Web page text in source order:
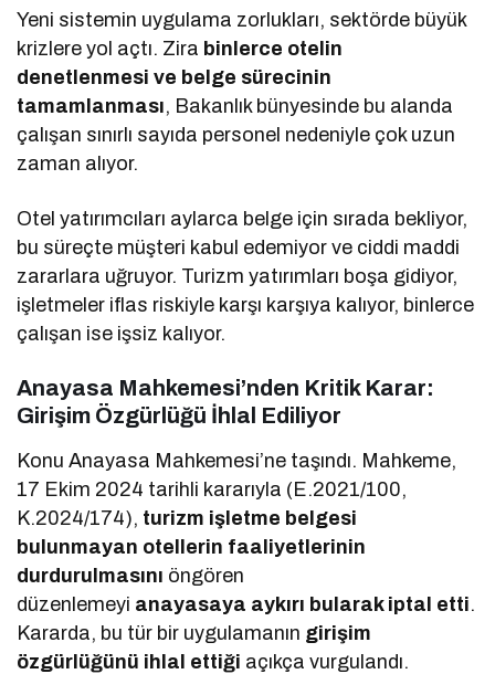
Yeni sistemin uygulama zorlukları, sektörde büyük
krizlere yol açtı. Zira binlerce otelin
denetlenmesi ve belge sürecinin
tamamlanması, Bakanlık bünyesinde bu alanda
çalışan sınırlı sayıda personel nedeniyle çok uzun
zaman alıyor.
Otel yatırımcıları aylarca belge için sırada bekliyor,
bu süreçte müşteri kabul edemiyor ve ciddi maddi
zararlara uğruyor. Turizm yatırımları boşa gidiyor,
işletmeler iflas riskiyle karşı karşıya kalıyor, binlerce
çalışan ise işsiz kalıyor.
Anayasa Mahkemesi’nden Kritik Karar:
Girişim Özgürlüğü İhlal Ediliyor
Konu Anayasa Mahkemesi’ne taşındı. Mahkeme,
17 Ekim 2024 tarihli kararıyla (E.2021/100,
K.2024/174), turizm işletme belgesi
bulunmayan otellerin faaliyetlerinin
durdurulmasını öngören
düzenlemeyi anayasaya aykırı bularak iptal etti.
Kararda, bu tür bir uygulamanın girişim
özgürlüğünü ihlal ettiği açıkça vurgulandı.